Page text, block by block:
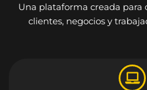
Una plataforma creada para
clientes, negocios y